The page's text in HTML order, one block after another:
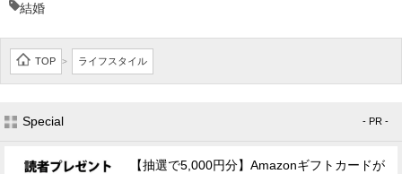
結婚
TOP > ライフスタイル
Special - PR -
【抽選で5,000円分】Amazonギフトカードが